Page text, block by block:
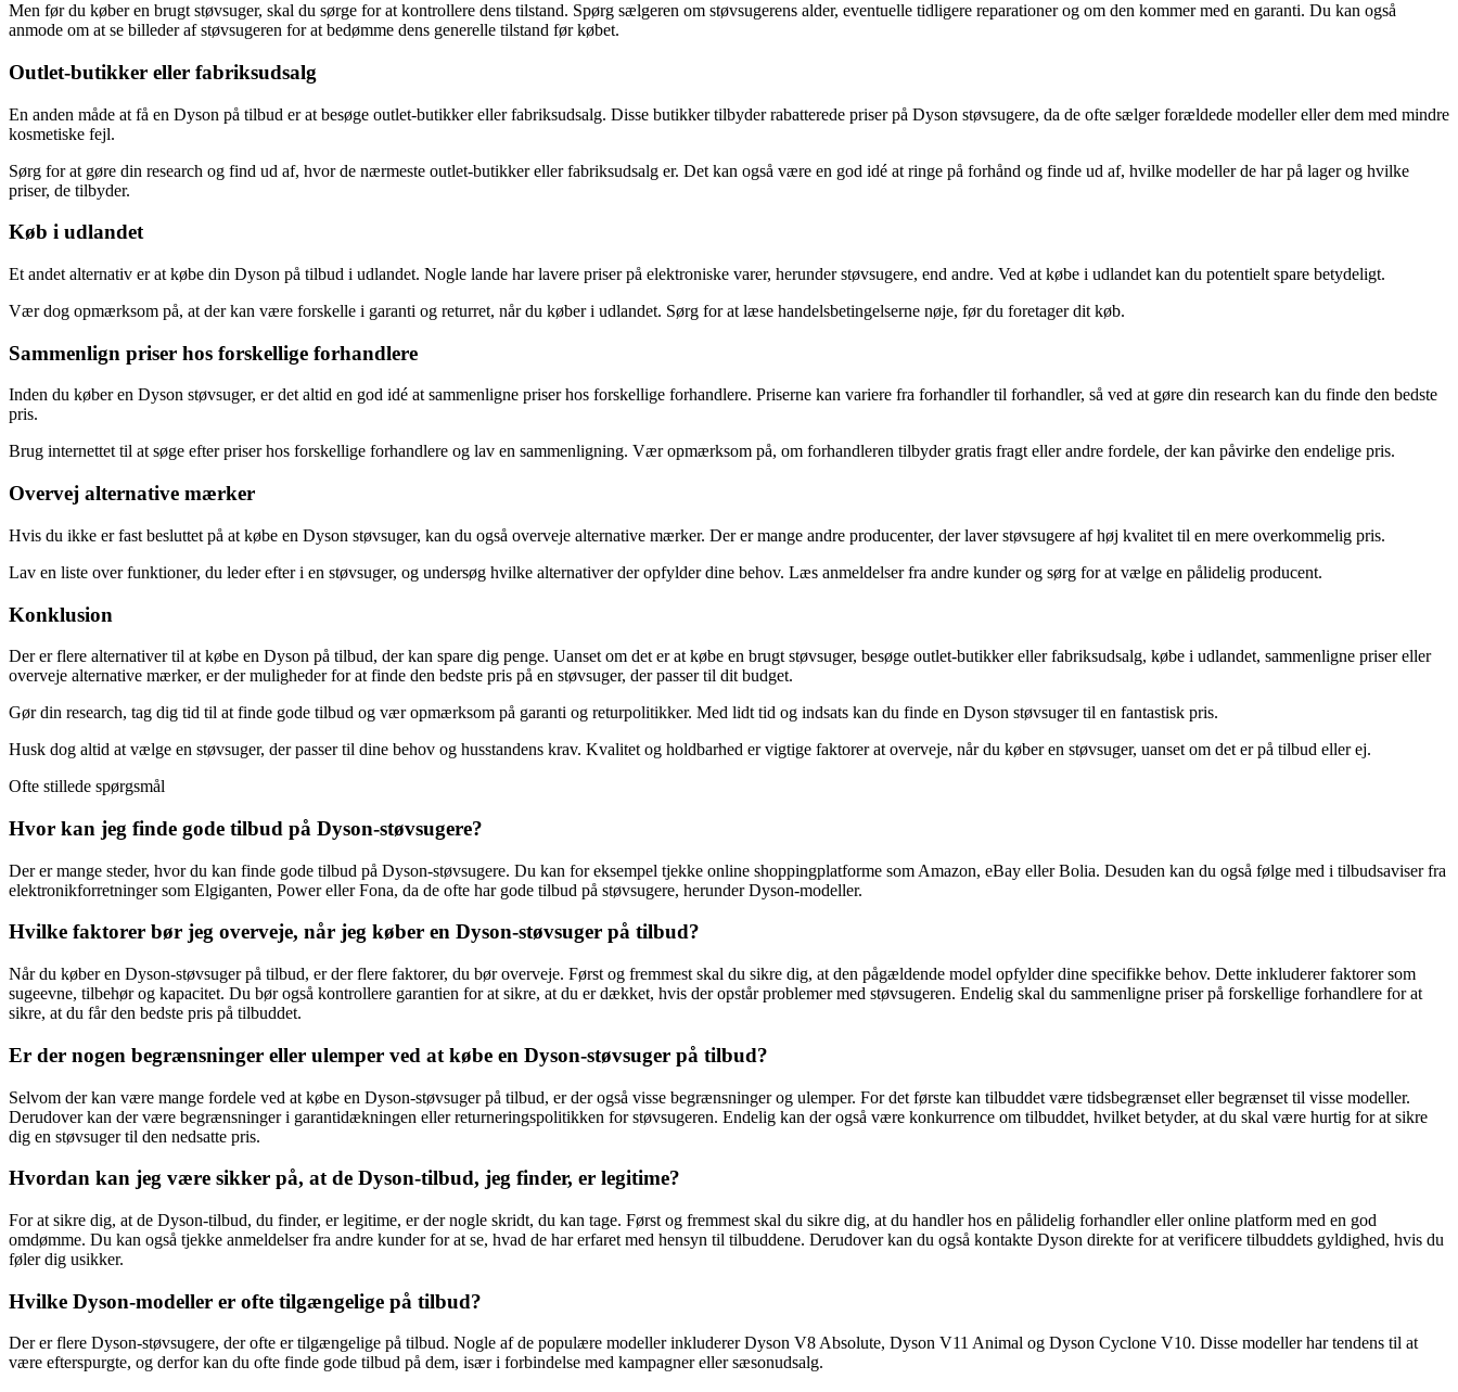
Men før du køber en brugt støvsuger, skal du sørge for at kontrollere dens tilstand. Spørg sælgeren om støvsugerens alder, eventuelle tidligere reparationer og om den kommer med en garanti. Du kan også
anmode om at se billeder af støvsugeren for at bedømme dens generelle tilstand før købet.
Outlet-butikker eller fabriksudsalg
En anden måde at få en Dyson på tilbud er at besøge outlet-butikker eller fabriksudsalg. Disse butikker tilbyder rabatterede priser på Dyson støvsugere, da de ofte sælger forældede modeller eller dem med mindre
kosmetiske fejl.
Sørg for at gøre din research og find ud af, hvor de nærmeste outlet-butikker eller fabriksudsalg er. Det kan også være en god idé at ringe på forhånd og finde ud af, hvilke modeller de har på lager og hvilke
priser, de tilbyder.
Køb i udlandet
Et andet alternativ er at købe din Dyson på tilbud i udlandet. Nogle lande har lavere priser på elektroniske varer, herunder støvsugere, end andre. Ved at købe i udlandet kan du potentielt spare betydeligt.
Vær dog opmærksom på, at der kan være forskelle i garanti og returret, når du køber i udlandet. Sørg for at læse handelsbetingelserne nøje, før du foretager dit køb.
Sammenlign priser hos forskellige forhandlere
Inden du køber en Dyson støvsuger, er det altid en god idé at sammenligne priser hos forskellige forhandlere. Priserne kan variere fra forhandler til forhandler, så ved at gøre din research kan du finde den bedste
pris.
Brug internettet til at søge efter priser hos forskellige forhandlere og lav en sammenligning. Vær opmærksom på, om forhandleren tilbyder gratis fragt eller andre fordele, der kan påvirke den endelige pris.
Overvej alternative mærker
Hvis du ikke er fast besluttet på at købe en Dyson støvsuger, kan du også overveje alternative mærker. Der er mange andre producenter, der laver støvsugere af høj kvalitet til en mere overkommelig pris.
Lav en liste over funktioner, du leder efter i en støvsuger, og undersøg hvilke alternativer der opfylder dine behov. Læs anmeldelser fra andre kunder og sørg for at vælge en pålidelig producent.
Konklusion
Der er flere alternativer til at købe en Dyson på tilbud, der kan spare dig penge. Uanset om det er at købe en brugt støvsuger, besøge outlet-butikker eller fabriksudsalg, købe i udlandet, sammenligne priser eller
overveje alternative mærker, er der muligheder for at finde den bedste pris på en støvsuger, der passer til dit budget.
Gør din research, tag dig tid til at finde gode tilbud og vær opmærksom på garanti og returpolitikker. Med lidt tid og indsats kan du finde en Dyson støvsuger til en fantastisk pris.
Husk dog altid at vælge en støvsuger, der passer til dine behov og husstandens krav. Kvalitet og holdbarhed er vigtige faktorer at overveje, når du køber en støvsuger, uanset om det er på tilbud eller ej.
Ofte stillede spørgsmål
Hvor kan jeg finde gode tilbud på Dyson-støvsugere?
Der er mange steder, hvor du kan finde gode tilbud på Dyson-støvsugere. Du kan for eksempel tjekke online shoppingplatforme som Amazon, eBay eller Bolia. Desuden kan du også følge med i tilbudsaviser fra
elektronikforretninger som Elgiganten, Power eller Fona, da de ofte har gode tilbud på støvsugere, herunder Dyson-modeller.
Hvilke faktorer bør jeg overveje, når jeg køber en Dyson-støvsuger på tilbud?
Når du køber en Dyson-støvsuger på tilbud, er der flere faktorer, du bør overveje. Først og fremmest skal du sikre dig, at den pågældende model opfylder dine specifikke behov. Dette inkluderer faktorer som
sugeevne, tilbehør og kapacitet. Du bør også kontrollere garantien for at sikre, at du er dækket, hvis der opstår problemer med støvsugeren. Endelig skal du sammenligne priser på forskellige forhandlere for at
sikre, at du får den bedste pris på tilbuddet.
Er der nogen begrænsninger eller ulemper ved at købe en Dyson-støvsuger på tilbud?
Selvom der kan være mange fordele ved at købe en Dyson-støvsuger på tilbud, er der også visse begrænsninger og ulemper. For det første kan tilbuddet være tidsbegrænset eller begrænset til visse modeller.
Derudover kan der være begrænsninger i garantidækningen eller returneringspolitikken for støvsugeren. Endelig kan der også være konkurrence om tilbuddet, hvilket betyder, at du skal være hurtig for at sikre
dig en støvsuger til den nedsatte pris.
Hvordan kan jeg være sikker på, at de Dyson-tilbud, jeg finder, er legitime?
For at sikre dig, at de Dyson-tilbud, du finder, er legitime, er der nogle skridt, du kan tage. Først og fremmest skal du sikre dig, at du handler hos en pålidelig forhandler eller online platform med en god
omdømme. Du kan også tjekke anmeldelser fra andre kunder for at se, hvad de har erfaret med hensyn til tilbuddene. Derudover kan du også kontakte Dyson direkte for at verificere tilbuddets gyldighed, hvis du
føler dig usikker.
Hvilke Dyson-modeller er ofte tilgængelige på tilbud?
Der er flere Dyson-støvsugere, der ofte er tilgængelige på tilbud. Nogle af de populære modeller inkluderer Dyson V8 Absolute, Dyson V11 Animal og Dyson Cyclone V10. Disse modeller har tendens til at
være efterspurgte, og derfor kan du ofte finde gode tilbud på dem, især i forbindelse med kampagner eller sæsonudsalg.